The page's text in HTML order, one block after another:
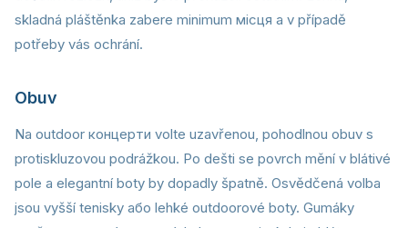
skladná pláštěnka zabere minimum місця a v případě
potřeby vás ochrání.
Obuv
Na outdoor концерти volte uzavřenou, pohodlnou obuv s
protiskluzovou podrážkou. Po dešti se povrch mění v blátivé
pole a elegantní boty by dopadly špatně. Osvědčená volba
jsou vyšší tenisky або lehké outdoorové boty. Gumáky